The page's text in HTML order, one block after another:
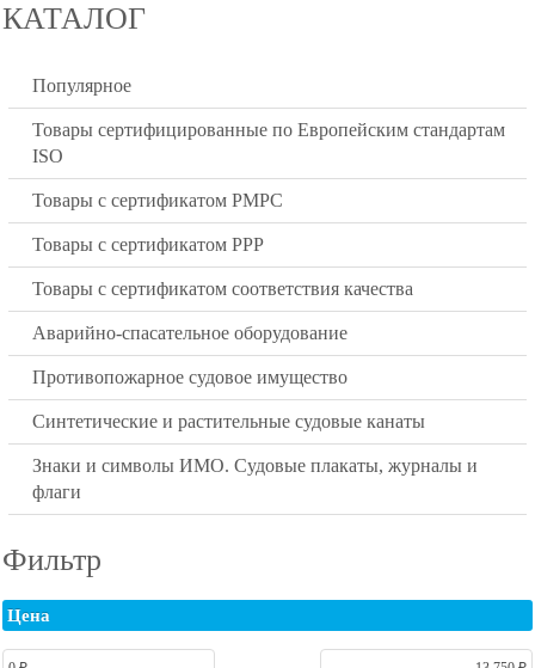
КАТАЛОГ
Популярное
Товары сертифицированные по Европейским стандартам
ISO
Товары с сертификатом РМРС
Товары с сертификатом РРР
Товары с сертификатом соответствия качества
Аварийно-спасательное оборудование
Противопожарное судовое имущество
Синтетические и растительные судовые канаты
Знаки и символы ИМО. Судовые плакаты, журналы и
флаги
Фильтр
Цена